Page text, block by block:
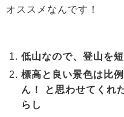
オススメなんです！
低山なので、登山を
標高と良い景色は比
ん！ と思わせてくれ
らし